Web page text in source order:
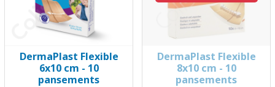
DermaPlast Flexible
6x10 cm - 10
pansements
DermaPlast Flexible
8x10 cm - 10
pansements